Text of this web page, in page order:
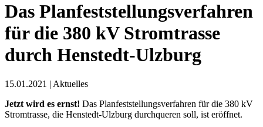
Das Planfeststellungsverfahren
für die 380 kV Stromtrasse
durch Henstedt-Ulzburg
15.01.2021 | Aktuelles
Jetzt wird es ernst! Das Planfeststellungsverfahren für die 380 kV
Stromtrasse, die Henstedt-Ulzburg durchqueren soll, ist eröffnet.